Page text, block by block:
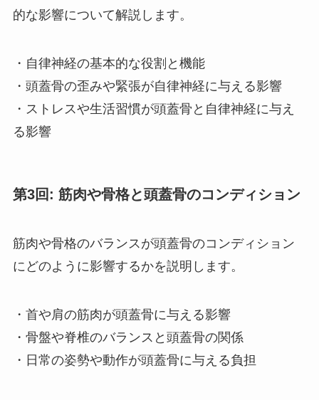
的な影響について解説します。
・自律神経の基本的な役割と機能
・頭蓋骨の歪みや緊張が自律神経に与える影響
・ストレスや生活習慣が頭蓋骨と自律神経に与え
る影響
第3回: 筋肉や骨格と頭蓋骨のコンディション
筋肉や骨格のバランスが頭蓋骨のコンディション
にどのように影響するかを説明します。
・首や肩の筋肉が頭蓋骨に与える影響
・骨盤や脊椎のバランスと頭蓋骨の関係
・日常の姿勢や動作が頭蓋骨に与える負担